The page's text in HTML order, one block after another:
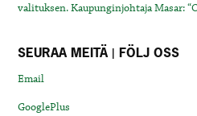
valituksen. Kaupunginjohtaja Masar:
SEURAA MEITÄ | FÖLJ OSS
Email
GooglePlus